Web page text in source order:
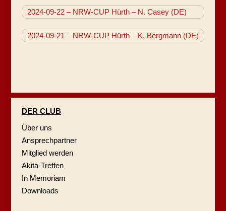
2024-09-22 – NRW-CUP Hürth – N. Casey (DE)
2024-09-21 – NRW-CUP Hürth – K. Bergmann (DE)
DER CLUB
Über uns
Ansprechpartner
Mitglied werden
Akita-Treffen
In Memoriam
Downloads